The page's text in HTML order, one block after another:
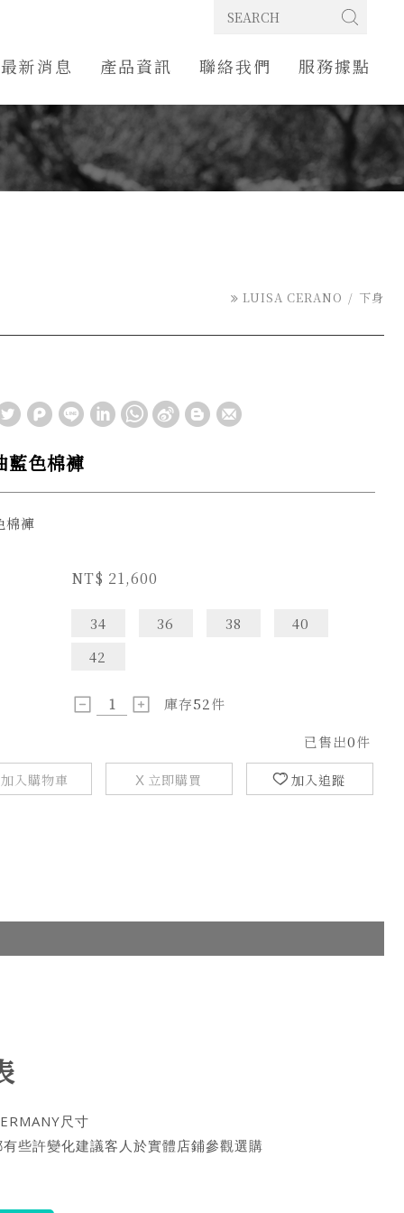
最新消息 產品資訊 聯絡我們 服務據點
LUISA CERANO 下身
藍色棉褲
棉褲
NT$ 21,600
34 36 38
40
42
庫存52件
已售出0件
加入購物車 立即購買 加入追蹤
尺寸
些許變化建議客人於實體店鋪參觀選購